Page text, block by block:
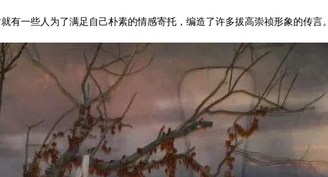
有一些人为了满足自己朴素的情感寄托，编造了许多拔高崇祯形象的传言。